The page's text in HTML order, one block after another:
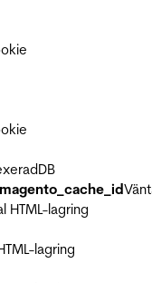
HTML-lagring
lagring